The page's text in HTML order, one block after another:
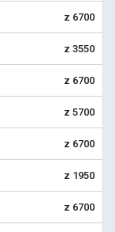
z 6700
z 3550
z 6700
z 5700
z 6700
z 1950
z 6700